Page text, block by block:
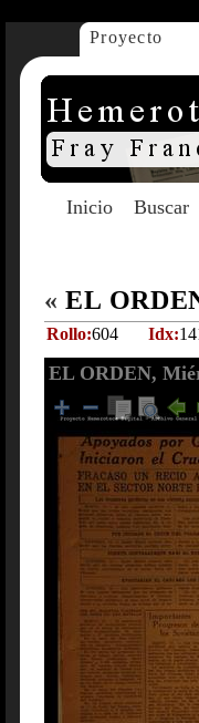
Proyecto
Inicio Buscar
« EL
Rollo:604 Idx:
EL ORDEN,